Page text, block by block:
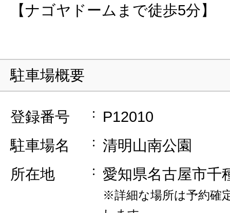
【ナゴヤドームまで徒歩5分】
駐車場概要
登録番号
P12010
駐車場名
清明山南公園
所在地
愛知県名古屋市千
※詳細な場所は予約確